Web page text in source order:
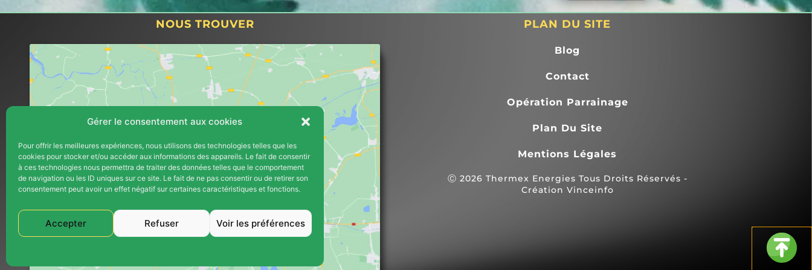
Gérer le consentement aux cookies
Pour offrir les meilleures expériences, nous utilisons des technologies telles que les
cookies pour stocker et/ou accéder aux informations des appareils. Le fait de consentir
à ces technologies nous permettra de traiter des données telles que le comportement
de navigation ou les ID uniques sur ce site. Le fait de ne pas consentir ou de retirer son
consentement peut avoir un effet négatif sur certaines caractéristiques et fonctions.
Accepter Refuser Voir les préférences
de celle-ci, nous privant de
chauffage et d'eau chaude
début, Thermex s'est montrée
disponible en proposant de nous
prêter gratuitement des
convecteurs électriques.3.
Thermex a fait tout son possible
pour avancer la date des travaux
au maximum (intervention prévue
le 20 janvier au lieu d'avril/mai).4.
L'équipe technique, dirigée par
Mike, a été exemplaire : aimable,
respectueuse, efficace et très
claire dans ses explications. Ils
ont retiré tous les circuits d'eau
devenus inutiles et ont réalisé un
chantier propre et fonctionnel
NOUS TROUVER
Cliquez pour accepter les cookies
marketing et activer ce contenu
PLAN DU SITE
Blog
Contact
Opération Parrainage
Plan Du Site
Mentions Légales
Ⓒ 2026 Thermex Energies Tous Droits Réservés -
Création Vinceinfo